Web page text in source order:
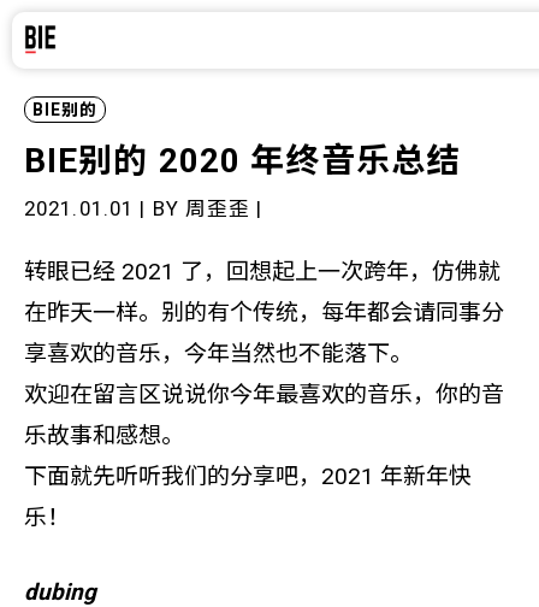
BIE别的
BIE别的 2020 年终音乐总结
2021.01.01 | BY 周歪歪 |
转眼已经 2021 了，回想起上一次跨年，仿佛就
在昨天一样。别的有个传统，每年都会请同事分
享喜欢的音乐，今年当然也不能落下。
欢迎在留言区说说你今年最喜欢的音乐，你的音
乐故事和感想。
下面就先听听我们的分享吧，2021 年新年快
乐！
dubing